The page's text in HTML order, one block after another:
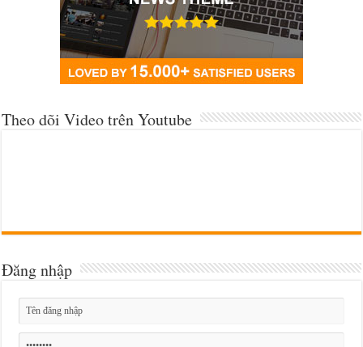
Theo dõi Video trên Youtube
Đăng nhập